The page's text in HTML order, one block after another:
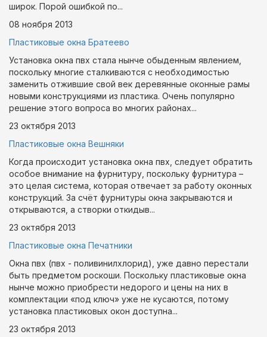
широк. Порой ошибкой по...
08 ноября 2013
Пластиковые окна Братеево
Установка окна пвх стала нынче обыденным явлением,
поскольку многие сталкиваются с необходимостью
заменить отжившие свой век деревянные оконные рамы
новыми конструкциями из пластика. Очень популярно
решение этого вопроса во многих районах...
23 октября 2013
Пластиковые окна Вешняки
Когда происходит установка окна пвх, следует обратить
особое внимание на фурнитуру, поскольку фурнитура –
это целая система, которая отвечает за работу оконных
конструкций. За счёт фурнитуры окна закрываются и
открываются, а створки откидыв...
23 октября 2013
Пластиковые окна Печатники
Окна пвх (пвх - поливинилхлорид), уже давно перестали
быть предметом роскоши. Поскольку пластиковые окна
нынче можно приобрести недорого и цены на них в
комплектации «под ключ» уже не кусаются, потому
установка пластиковых окон доступна...
23 октября 2013